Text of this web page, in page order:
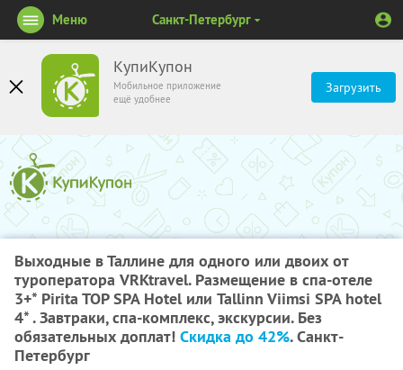
КупиКупон
Мобильное приложение
ещё удобнее
Загрузить
Меню Санкт-Петербург
Выходные в Таллине для одного или двоих от
туроператора VRKtravel. Размещение в спа-отеле
3+* Pirita TOP SPA Hotel или Tallinn Viimsi SPA hotel
4* . Завтраки, спа-комплекс, экскурсии. Без
обязательных доплат! Скидка до 42%. Санкт-
Петербург